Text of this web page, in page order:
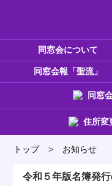
同窓会について
同窓会報「聖流」
同窓
住所変
トップ > お知らせ
令和５年版名簿発